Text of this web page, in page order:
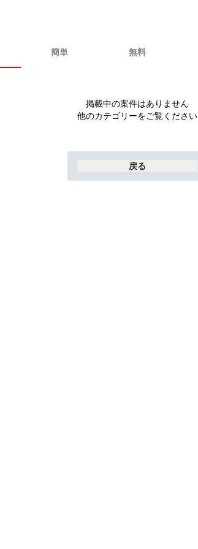
簡単 無料
掲載中の案件はありません
他のカテゴリーをご覧ください
戻る